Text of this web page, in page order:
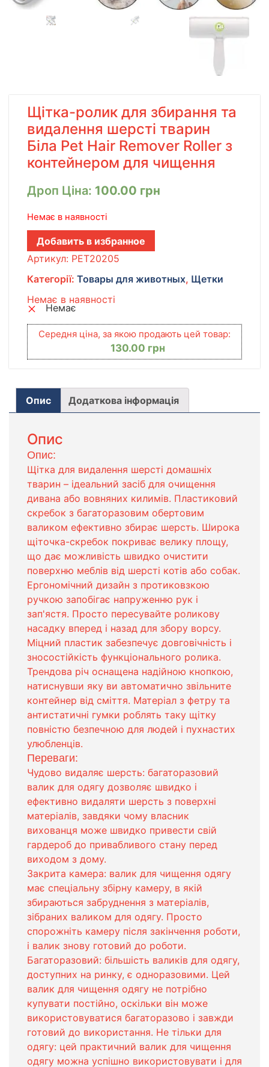
Щітка-ролик для збирання та
видалення шерсті тварин
Біла Pet Hair Remover Roller з
контейнером для чищення
Дроп Ціна: 100.00 грн
Немає в наявності
Добавить в избранное
Артикул: PET20205
Категорії: Товары для животных, Щетки
Немає в наявності
Немає
Середня ціна, за якою продають цей товар:
130.00 грн
Опис Додаткова інформація
Опис
Опис:
Щітка для видалення шерсті домашніх
тварин – ідеальний засіб для очищення
дивана або вовняних килимів. Пластиковий
скребок з багаторазовим обертовим
валиком ефективно збирає шерсть. Широка
щіточка-скребок покриває велику площу,
що дає можливість швидко очистити
поверхню меблів від шерсті котів або собак.
Ергономічний дизайн з протиковзкою
ручкою запобігає напруженню рук і
зап'ястя. Просто пересувайте роликову
насадку вперед і назад для збору ворсу.
Міцний пластик забезпечує довговічність і
зносостійкість функціонального ролика.
Трендова річ оснащена надійною кнопкою,
натиснувши яку ви автоматично звільните
контейнер від сміття. Матеріал з фетру та
антистатичні гумки роблять таку щітку
повністю безпечною для людей і пухнастих
улюбленців.
Переваги:
Чудово видаляє шерсть: багаторазовий
валик для одягу дозволяє швидко і
ефективно видаляти шерсть з поверхні
матеріалів, завдяки чому власник
вихованця може швидко привести свій
гардероб до привабливого стану перед
виходом з дому.
Закрита камера: валик для чищення одягу
має спеціальну збірну камеру, в якій
збираються забруднення з матеріалів,
зібраних валиком для одягу. Просто
спорожніть камеру після закінчення роботи,
і валик знову готовий до роботи.
Багаторазовий: більшість валиків для одягу,
доступних на ринку, є одноразовими. Цей
валик для чищення одягу не потрібно
купувати постійно, оскільки він може
використовуватися багаторазово і завжди
готовий до використання. Не тільки для
одягу: цей практичний валик для чищення
одягу можна успішно використовувати і для